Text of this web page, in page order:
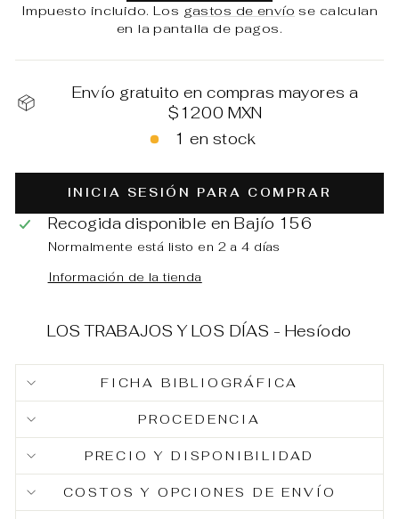
Impuesto incluido. Los gastos de envío se calculan
en la pantalla de pagos.
Envío gratuito en compras mayores a
$1200 MXN
1 en stock
INICIA SESIÓN PARA COMPRAR
Recogida disponible enBajío 156
Normalmente está listo en 2 a 4 días
Información de la tienda
LOS TRABAJOS Y LOS DÍAS - Hesíodo
FICHA BIBLIOGRÁFICA
PROCEDENCIA
PRECIO Y DISPONIBILIDAD
COSTOS Y OPCIONES DE ENVÍO